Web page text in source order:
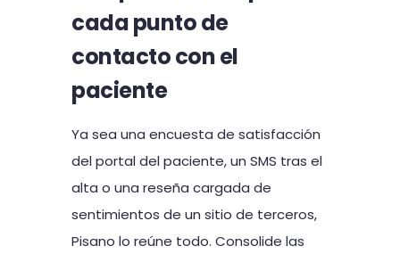
cada punto de
contacto con el
paciente
Ya sea una encuesta de satisfacción
del portal del paciente, un SMS tras el
alta o una reseña cargada de
sentimientos de un sitio de terceros,
Pisano lo reúne todo. Consolide las